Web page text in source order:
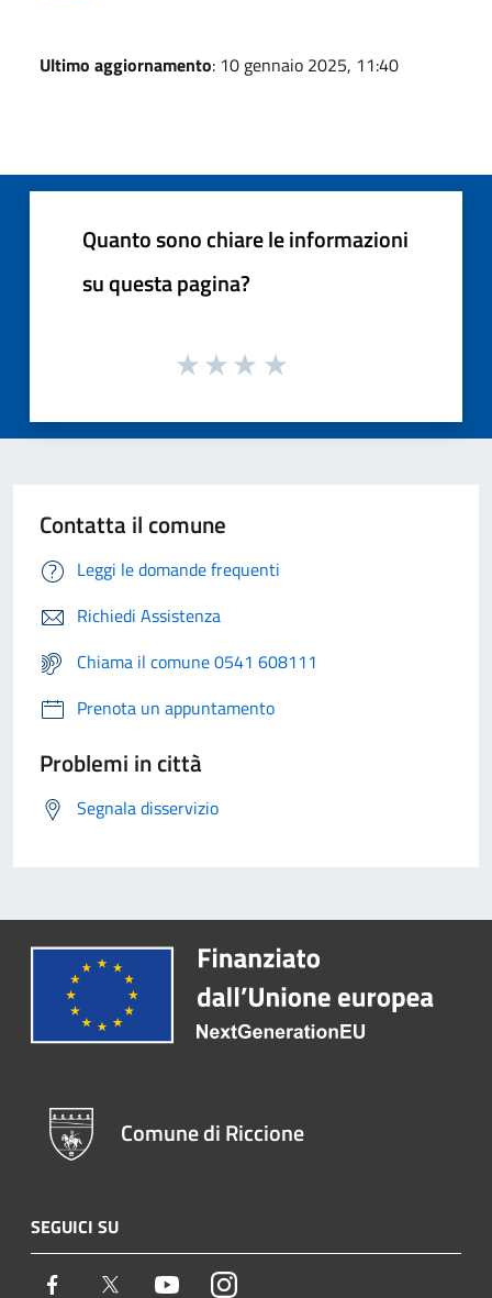
Ultimo aggiornamento: 10 gennaio 2025, 11:40
Quanto sono chiare le informazioni
su questa pagina?
Contatta il comune
Leggi le domande frequenti
Richiedi Assistenza
Chiama il comune 0541 608111
Prenota un appuntamento
Problemi in città
Segnala disservizio
Comune di Riccione
SEGUICI SU
Facebook Twitter YoutubeInstagram